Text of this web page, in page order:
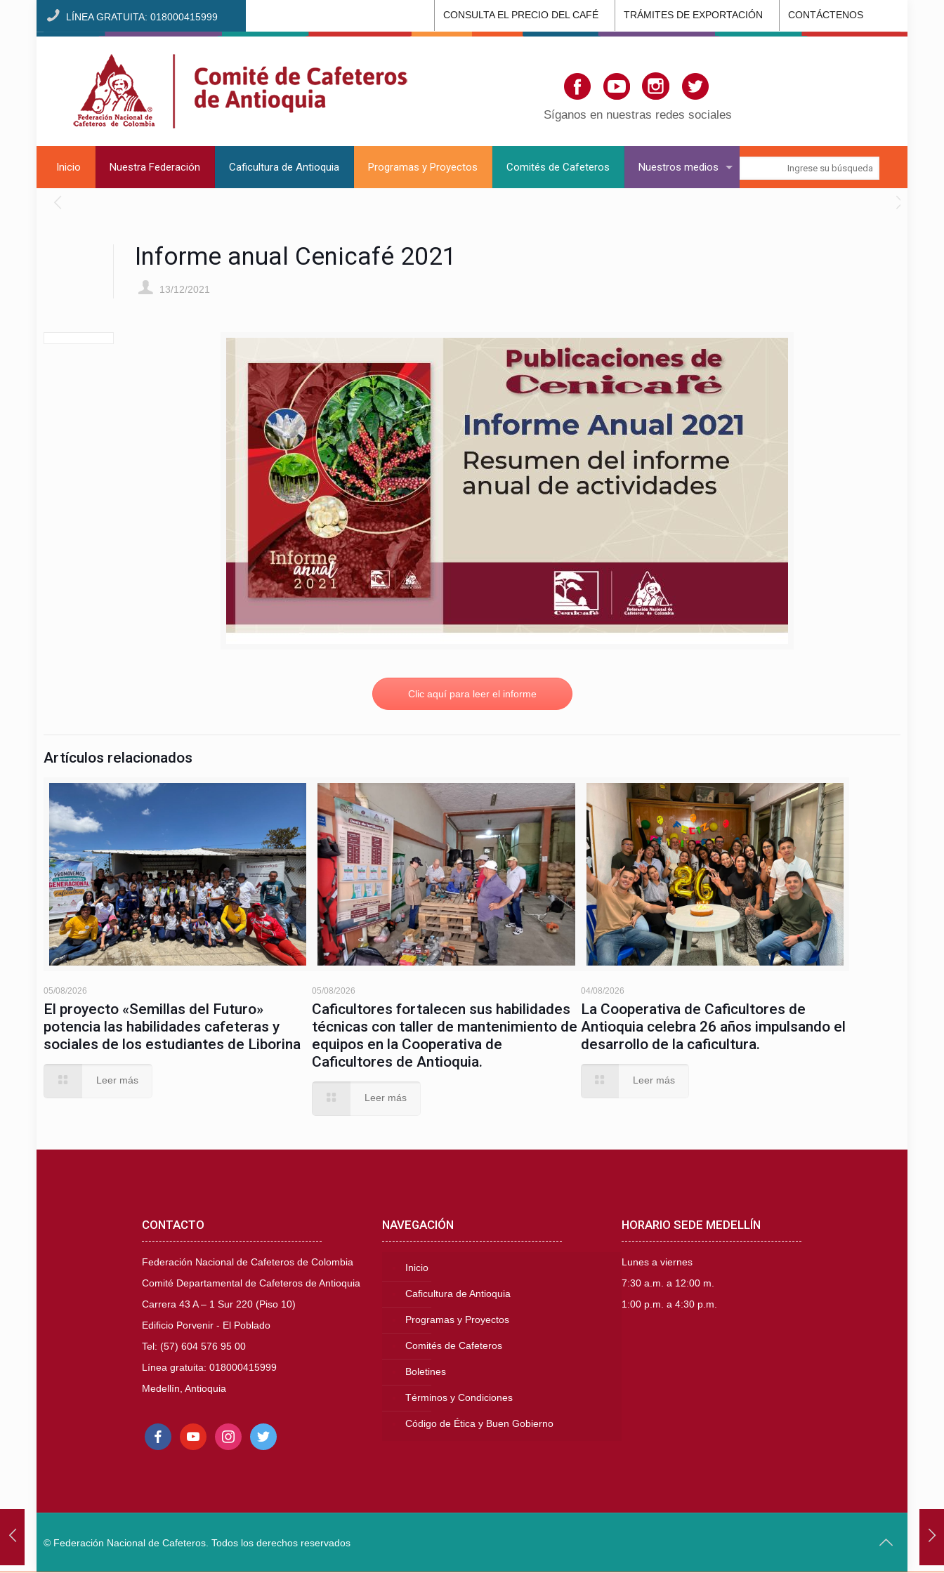
LÍNEA GRATUITA: 018000415999 CONSULTA EL PRECIO DEL CAFÉ TRÁMITES DE EXPORTACIÓN CONTÁCTENOS
Inicio Nuestra Federación Caficultura de Antioquia Programas y Proyectos Comités de Cafeteros Nuestros medios
Síganos en nuestras redes sociales
Informe anual Cenicafé 2021
13/12/2021
Clic aquí para leer el informe
Artículos relacionados
05/08/2026
El proyecto «Semillas del Futuro»
potencia las habilidades cafeteras y
sociales de los estudiantes de Liborina
Leer más
05/08/2026
Caficultores fortalecen sus habilidades
técnicas con taller de mantenimiento de
equipos en la Cooperativa de
Caficultores de Antioquia.
Leer más
04/08/2026
La Cooperativa de Caficultores de
Antioquia celebra 26 años impulsando el
desarrollo de la caficultura.
Leer más
CONTACTO
Federación Nacional de Cafeteros de Colombia
Comité Departamental de Cafeteros de Antioquia
Carrera 43 A – 1 Sur 220 (Piso 10)
Edificio Porvenir - El Poblado
Tel: (57) 604 576 95 00
Línea gratuita: 018000415999
Medellín, Antioquia
facebookyoutube instagramtwitter
NAVEGACIÓN
Inicio
Caficultura de Antioquia
Programas y Proyectos
Comités de Cafeteros
Boletines
Términos y Condiciones
Código de Ética y Buen Gobierno
HORARIO SEDE MEDELLÍN
Lunes a viernes
7:30 a.m. a 12:00 m.
1:00 p.m. a 4:30 p.m.
© Federación Nacional de Cafeteros. Todos los derechos reservados